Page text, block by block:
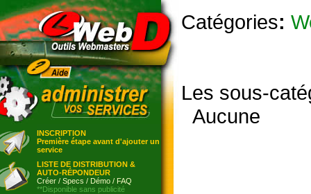
INSCRIPTION
Première étape avant d'ajouter un
service
LISTE DE DISTRIBUTION &
AUTO-RÉPONDEUR
Créer / Specs / Démo / FAQ
**Disponible sans publicité
Catégories:
Les sous-
Aucune